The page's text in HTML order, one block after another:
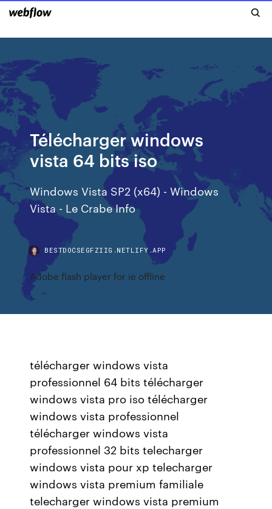
Télécharger windows
vista 64 bits iso
Windows Vista SP2 (x64) - Windows
Vista - Le Crabe Info
BESTDOCSEGFZIIG.NETLIFY.APP
Adobe flash player for ie offline
télécharger windows vista
professionnel 64 bits télécharger
windows vista pro iso télécharger
windows vista professionnel
télécharger windows vista
professionnel 32 bits telecharger
windows vista pour xp telecharger
windows vista premium familiale
telecharger windows vista premium